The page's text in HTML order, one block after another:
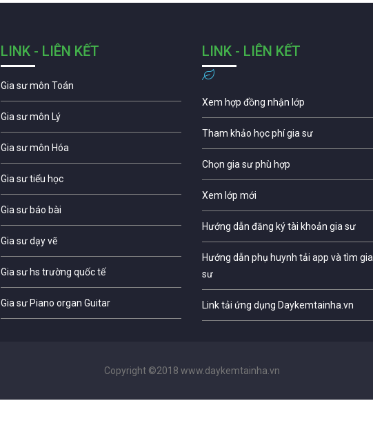
LINK - LIÊN KẾT
Gia sư môn Toán
Gia sư môn Lý
Gia sư môn Hóa
Gia sư tiểu học
Gia sư báo bài
Gia sư dạy vẽ
Gia sư hs trường quốc tế
Gia sư Piano organ Guitar
LINK - LIÊN KẾT
Xem hợp đồng nhận lớp
Tham khảo học phí gia sư
Chọn gia sư phù hợp
Xem lớp mới
Hướng dẫn đăng ký tài khoản gia sư
Hướng dẫn phụ huynh tải app và tìm gia
sư
Link tải ứng dụng Daykemtainha.vn
Copyright ©2018 www.daykemtainha.vn